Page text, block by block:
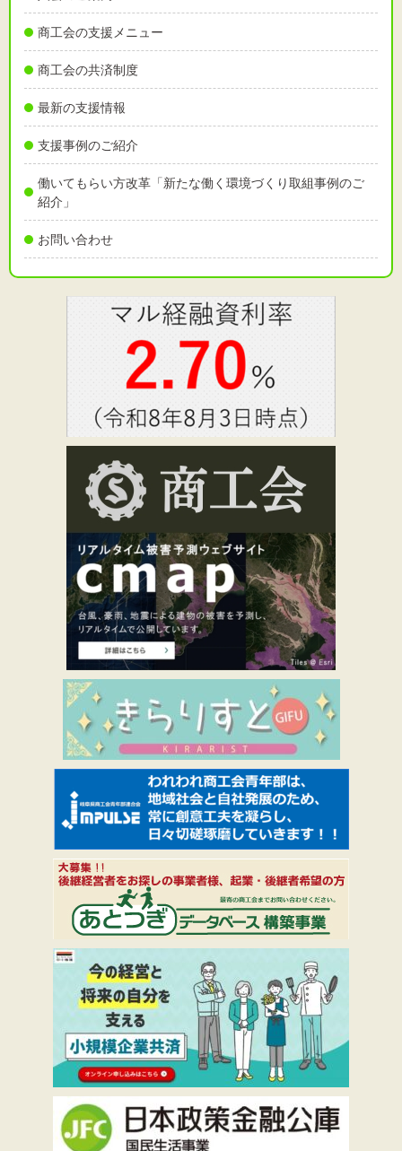
商工会の支援メニュー
商工会の共済制度
最新の支援情報
支援事例のご紹介
働いてもらい方改革「新たな働く環境づくり取組事例のご
紹介」
お問い合わせ